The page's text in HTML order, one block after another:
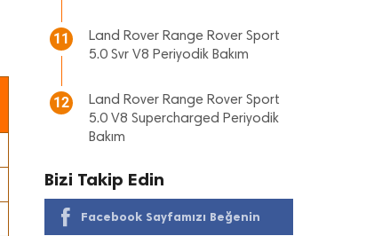
11
Land Rover Range Rover Sport
5.0 Svr V8 Periyodik Bakım
12
Land Rover Range Rover Sport
5.0 V8 Supercharged Periyodik
Bakım
Bizi Takip Edin
Facebook Sayfamızı Beğenin